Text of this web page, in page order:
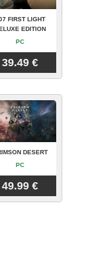
FIRST LIGHT
EDITION
PC
39.49 €
DESERT
PC
49.99 €